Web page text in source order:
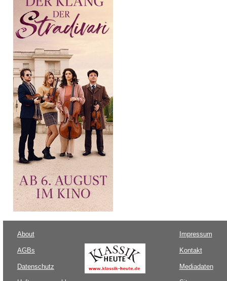
About
AGBs
Datenschutz
Impressum
Kontakt
Mediadaten